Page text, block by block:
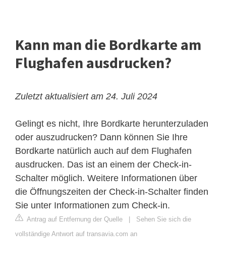
Kann man die Bordkarte am
Flughafen ausdrucken?
Zuletzt aktualisiert am 24. Juli 2024
Gelingt es nicht, Ihre Bordkarte herunterzuladen
oder auszudrucken? Dann können Sie Ihre
Bordkarte natürlich auch auf dem Flughafen
ausdrucken. Das ist an einem der Check-in-
Schalter möglich. Weitere Informationen über
die Öffnungszeiten der Check-in-Schalter finden
Sie unter Informationen zum Check-in.
Antrag auf Entfernung der Quelle
Sehen Sie sich die
vollständige Antwort auf transavia.com an